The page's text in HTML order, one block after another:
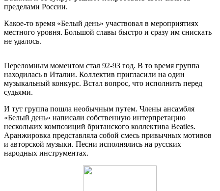
пределами России.
Какое-то время «Белый день» участвовал в мероприятиях
местного уровня. Большой славы быстро и сразу им снискать
не удалось.
Переломным моментом стал 92-93 год. В то время группа
находилась в Италии. Коллектив пригласили на один
музыкальный конкурс. Встал вопрос, что исполнить перед
судьями.
И тут группа пошла необычным путем. Члены ансамбля
«Белый день» написали собственную интерпретацию
нескольких композиций британского коллектива Beatles.
Аранжировка представляла собой смесь привычных мотивов
и авторской музыки. Песни исполнялись на русских
народных инструментах.